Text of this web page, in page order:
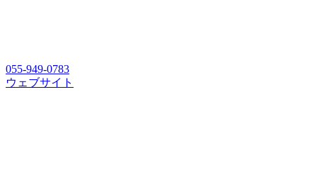
055-949-0783
ウェブサイト